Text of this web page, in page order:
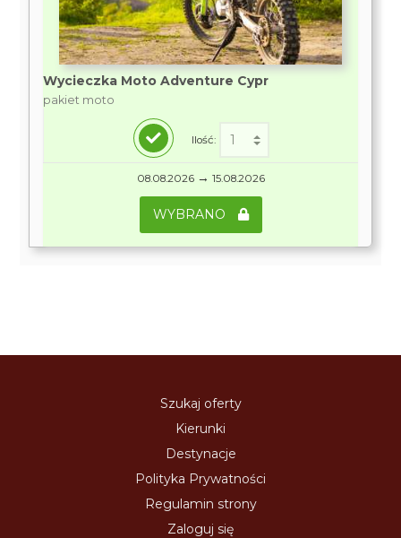
Wycieczka Moto Adventure Cypr
pakiet moto
Ilość:
08.08.2026 → 15.08.2026
WYBRANO
Szukaj oferty
Kierunki
Destynacje
Polityka Prywatności
Regulamin strony
Zaloguj się